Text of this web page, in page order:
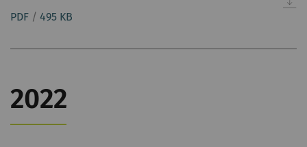
PDF /495 KB
2022